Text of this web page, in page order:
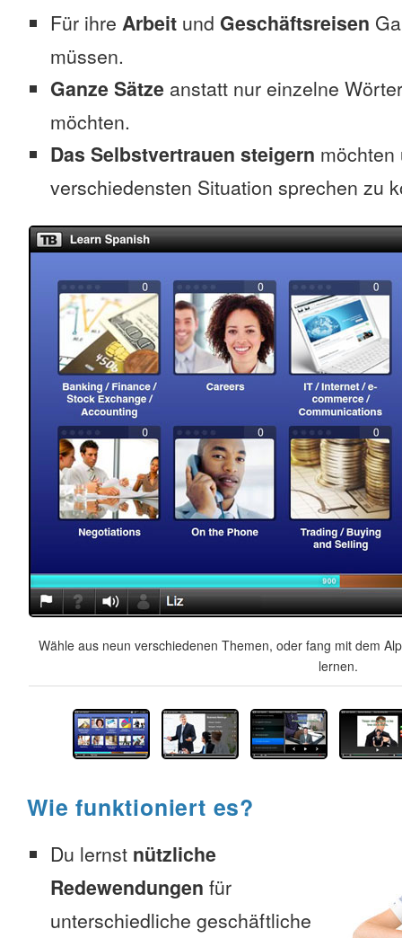
Für ihre Arbeit und Geschäftsreisen
müssen.
Ganze Sätze anstatt nur einzelne
möchten.
Das Selbstvertrauen steigern
verschiedensten Situation sprechen zu
Wähle aus neun verschiedenen Themen, oder fang mit dem
lernen.
Wie funktioniert es?
Du lernst nützliche
Redewendungen für
unterschiedliche geschäftliche